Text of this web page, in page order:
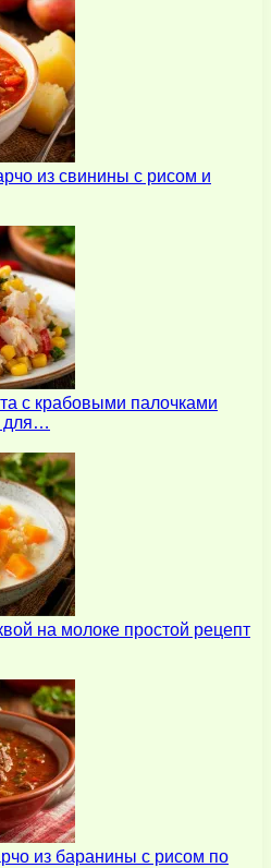
из свинины с рисом и
с крабовыми палочками
для…
на молоке простой рецепт
из баранины с рисом по